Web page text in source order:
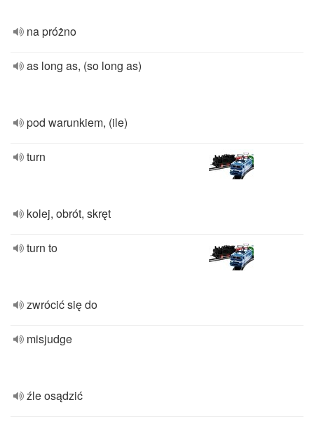
na próżno
as long as, (so long as)
pod warunkiem, (ile)
turn
kolej, obrót, skręt
turn to
zwrócić się do
misjudge
źle osądzić